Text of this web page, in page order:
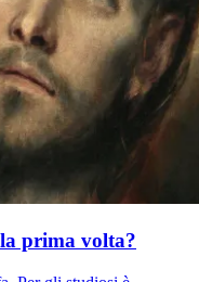
prima volta?